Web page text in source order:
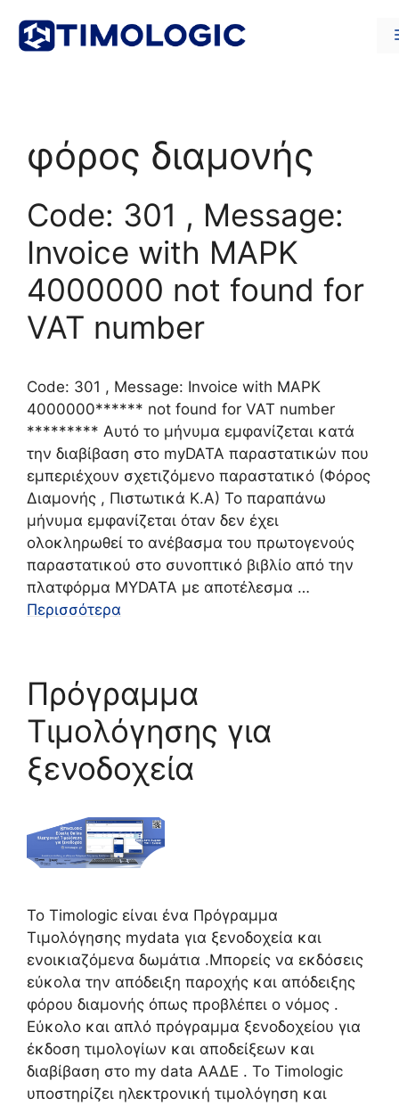
περιεχόμενο
φόρος διαμονής
Code: 301 , Message:
Invoice with ΜΑΡΚ
4000000 not found for
VAT number
Code: 301 , Message: Invoice with ΜΑΡΚ
4000000****** not found for VAT number
********* Αυτό το μήνυμα εμφανίζεται κατά
την διαβίβαση στο myDATA παραστατικών που
εμπεριέχουν σχετιζόμενο παραστατικό (Φόρος
Διαμονής , Πιστωτικά Κ.Α) Το παραπάνω
μήνυμα εμφανίζεται όταν δεν έχει
ολοκληρωθεί το ανέβασμα του πρωτογενούς
παραστατικού στο συνοπτικό βιβλίο από την
πλατφόρμα MYDATA με αποτέλεσμα …
Περισσότερα
Πρόγραμμα
Tιμολόγησης για
ξενοδοχεία
Το Timologic είναι ένα Πρόγραμμα
Tιμολόγησης mydata για ξενοδοχεία και
ενοικιαζόμενα δωμάτια .Μπορείς να εκδόσεις
εύκολα την απόδειξη παροχής και απόδειξης
φόρου διαμονής όπως προβλέπει ο νόμος .
Εύκολο και απλό πρόγραμμα ξενοδοχείου για
έκδοση τιμολογίων και αποδείξεων και
διαβίβαση στο my data ΑΑΔΕ . Το Timologic
υποστηρίζει ηλεκτρονική τιμολόγηση και